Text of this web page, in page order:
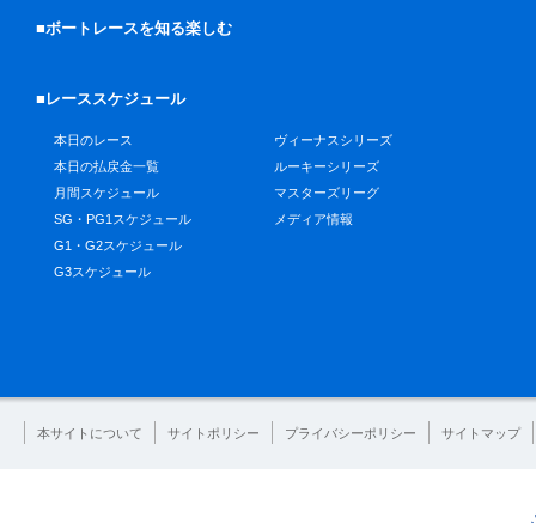
■ボートレースを知る楽しむ
■レーススケジュール
本日のレース
本日の払戻金一覧
月間スケジュール
SG・PG1スケジュール
G1・G2スケジュール
G3スケジュール
ヴィーナスシリーズ
ルーキーシリーズ
マスターズリーグ
メディア情報
本サイトについて サイトポリシー プライバシーポリシー サイトマップ